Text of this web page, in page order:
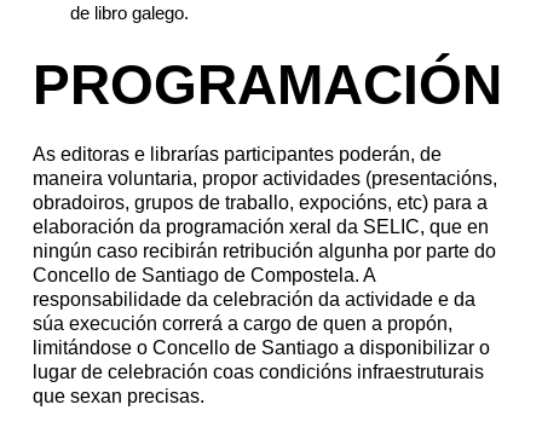
de libro galego.
PROGRAMACIÓN
As editoras e librarías participantes poderán, de
maneira voluntaria, propor actividades (presentacións,
obradoiros, grupos de traballo, expocións, etc) para a
elaboración da programación xeral da SELIC, que en
ningún caso recibirán retribución algunha por parte do
Concello de Santiago de Compostela. A
responsabilidade da celebración da actividade e da
súa execución correrá a cargo de quen a propón,
limitándose o Concello de Santiago a disponibilizar o
lugar de celebración coas condicións infraestruturais
que sexan precisas.